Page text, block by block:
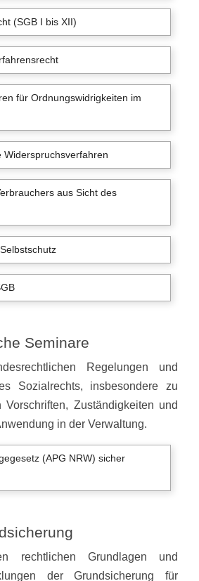
(SGB I bis XII)
für Ordnungswidrigkeiten im
Widerspruchsverfahren
aus Sicht des
Seminare
Regelungen und
Sozialrechts, insbesondere zu
Vorschriften, Zuständigkeiten und
in der Verwaltung.
(APG NRW) sicher
rechtlichen Grundlagen und
der Grundsicherung für